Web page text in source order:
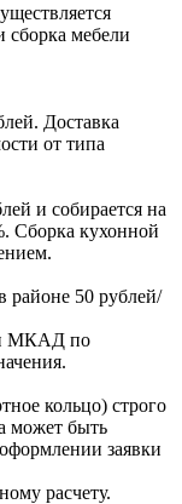
cборка мебели
Доcтавка
от типа
и собирается на
Сборка кухонной
районе 50 рублей/
МКАД по
кольцо) строго
может быть
заявки
расчету.